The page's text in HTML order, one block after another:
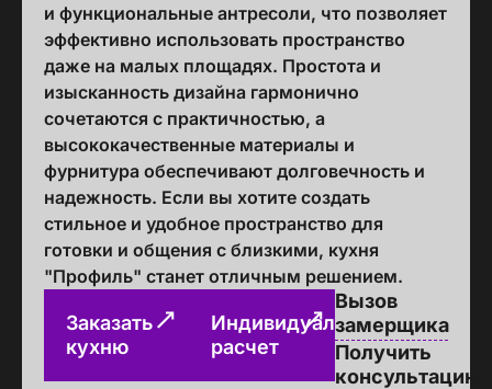
и функциональные антресоли, что позволяет
эффективно использовать пространство
даже на малых площадях. Простота и
изысканность дизайна гармонично
сочетаются с практичностью, а
высококачественные материалы и
фурнитура обеспечивают долговечность и
надежность. Если вы хотите создать
стильное и удобное пространство для
готовки и общения с близкими, кухня
"Профиль" станет отличным решением.
Заказать
кухню
Индивидуальный
расчет
Вызов
замерщика
Получить
консультацию